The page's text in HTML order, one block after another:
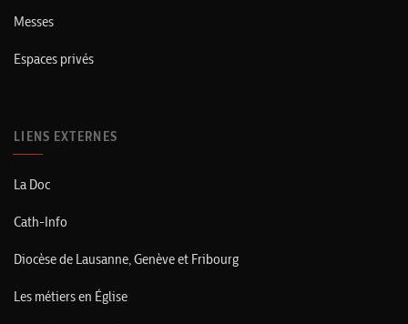
Messes
Espaces privés
LIENS EXTERNES
La Doc
Cath-Info
Diocèse de Lausanne, Genève et Fribourg
Les métiers en Église